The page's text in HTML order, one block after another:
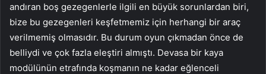
andıran boş gezegenlerle ilgili en büyük sorunlardan biri,
bize bu gezegenleri keşfetmemiz için herhangi bir araç
verilmemiş olmasıdır. Bu durum oyun çıkmadan önce de
belliydi ve çok fazla eleştiri almıştı. Devasa bir kaya
modülünün etrafında koşmanın ne kadar eğlenceli